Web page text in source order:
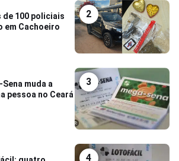
2
de 100 policiais
em Cachoeiro
3
muda a
pessoa no Ceará
4